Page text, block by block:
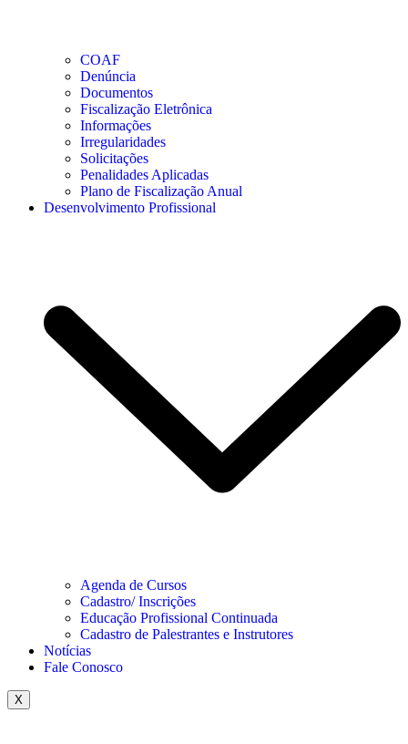
COAF
Denúncia
Documentos
Fiscalização Eletrônica
Informações
Irregularidades
Solicitações
Penalidades Aplicadas
Plano de Fiscalização Anual
Desenvolvimento Profissional
Agenda de Cursos
Cadastro/ Inscrições
Educação Profissional Continuada
Cadastro de Palestrantes e Instrutores
Notícias
Fale Conosco
X